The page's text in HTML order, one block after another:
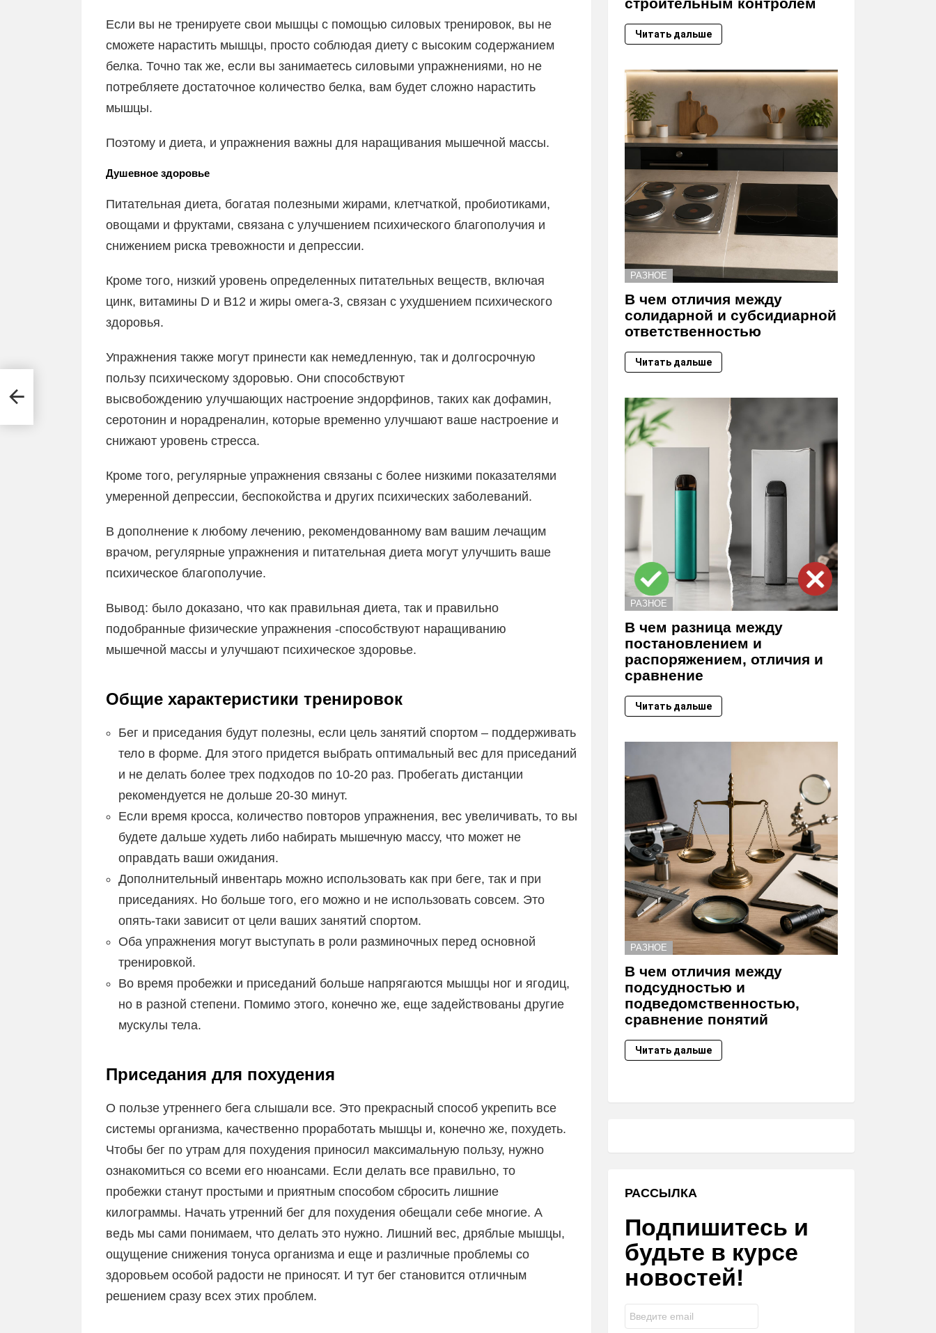
Если вы не тренируете свои мышцы с помощью силовых тренировок, вы не
сможете нарастить мышцы, просто соблюдая диету с высоким содержанием
белка. Точно так же, если вы занимаетесь силовыми упражнениями, но не
потребляете достаточное количество белка, вам будет сложно нарастить
мышцы.
Поэтому и диета, и упражнения важны для наращивания мышечной массы.
Душевное здоровье
Питательная диета, богатая полезными жирами, клетчаткой, пробиотиками,
овощами и фруктами, связана с улучшением психического благополучия и
снижением риска тревожности и депрессии.
Кроме того, низкий уровень определенных питательных веществ, включая
цинк, витамины D и B12 и жиры омега-3, связан с ухудшением психического
здоровья.
Упражнения также могут принести как немедленную, так и долгосрочную
пользу психическому здоровью. Они способствуют
высвобождению улучшающих настроение эндорфинов, таких как дофамин,
серотонин и норадреналин, которые временно улучшают ваше настроение и
снижают уровень стресса.
Кроме того, регулярные упражнения связаны с более низкими показателями
умеренной депрессии, беспокойства и других психических заболеваний.
В дополнение к любому лечению, рекомендованному вам вашим лечащим
врачом, регулярные упражнения и питательная диета могут улучшить ваше
психическое благополучие.
Вывод: было доказано, что как правильная диета, так и правильно
подобранные физические упражнения -способствуют наращиванию
мышечной массы и улучшают психическое здоровье.
Общие характеристики тренировок
Бег и приседания будут полезны, если цель занятий спортом – поддерживать
тело в форме. Для этого придется выбрать оптимальный вес для приседаний
и не делать более трех подходов по 10-20 раз. Пробегать дистанции
рекомендуется не дольше 20-30 минут.
Если время кросса, количество повторов упражнения, вес увеличивать, то вы
будете дальше худеть либо набирать мышечную массу, что может не
оправдать ваши ожидания.
Дополнительный инвентарь можно использовать как при беге, так и при
приседаниях. Но больше того, его можно и не использовать совсем. Это
опять-таки зависит от цели ваших занятий спортом.
Оба упражнения могут выступать в роли разминочных перед основной
тренировкой.
Во время пробежки и приседаний больше напрягаются мышцы ног и ягодиц,
но в разной степени. Помимо этого, конечно же, еще задействованы другие
мускулы тела.
Приседания для похудения
О пользе утреннего бега слышали все. Это прекрасный способ укрепить все
системы организма, качественно проработать мышцы и, конечно же, похудеть.
Чтобы бег по утрам для похудения приносил максимальную пользу, нужно
ознакомиться со всеми его нюансами. Если делать все правильно, то
пробежки станут простыми и приятным способом сбросить лишние
килограммы. Начать утренний бег для похудения обещали себе многие. А
ведь мы сами понимаем, что делать это нужно. Лишний вес, дряблые мышцы,
ощущение снижения тонуса организма и еще и различные проблемы со
здоровьем особой радости не приносят. И тут бег становится отличным
решением сразу всех этих проблем.
Читать дальше
РАЗНОЕ
В чем отличия между
солидарной и субсидиарной
ответственностью
Читать дальше
РАЗНОЕ
В чем разница между
постановлением и
распоряжением, отличия и
сравнение
Читать дальше
РАЗНОЕ
В чем отличия между
подсудностью и
подведомственностью,
сравнение понятий
Читать дальше
РАССЫЛКА
Подпишитесь и
будьте в курсе
новостей!